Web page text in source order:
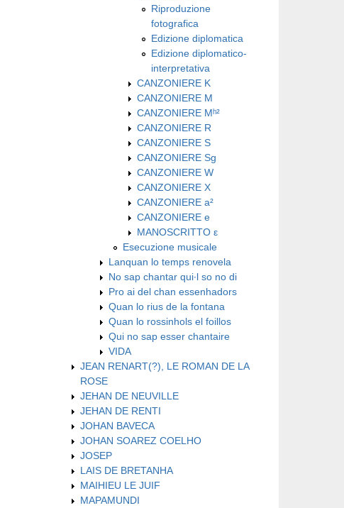
Riproduzione
fotografica
Edizione diplomatica
Edizione diplomatico-
interpretativa
CANZONIERE K
CANZONIERE M
CANZONIERE Mʰ²
CANZONIERE R
CANZONIERE S
CANZONIERE Sg
CANZONIERE W
CANZONIERE X
CANZONIERE a²
CANZONIERE e
MANOSCRITTO ε
Esecuzione musicale
Lanquan lo temps renovela
No sap chantar qui∙l so no di
Pro ai del chan essenhadors
Quan lo rius de la fontana
Quan lo rossinhols el foillos
Qui no sap esser chantaire
VIDA
JEAN RENART(?), LE ROMAN DE LA
ROSE
JEHAN DE NEUVILLE
JEHAN DE RENTI
JOHAN BAVECA
JOHAN SOAREZ COELHO
JOSEP
LAIS DE BRETANHA
MAIHIEU LE JUIF
MAPAMUNDI